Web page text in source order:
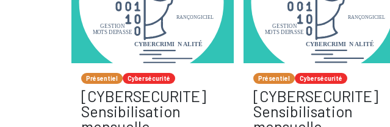
Présentiel Cybersécurité
[CYBERSECURITE]
Sensibilisation
Présentiel Cybersécurité
[CYBERSECURITE]
Sensibilisation